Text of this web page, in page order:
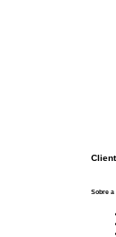
Sobre a